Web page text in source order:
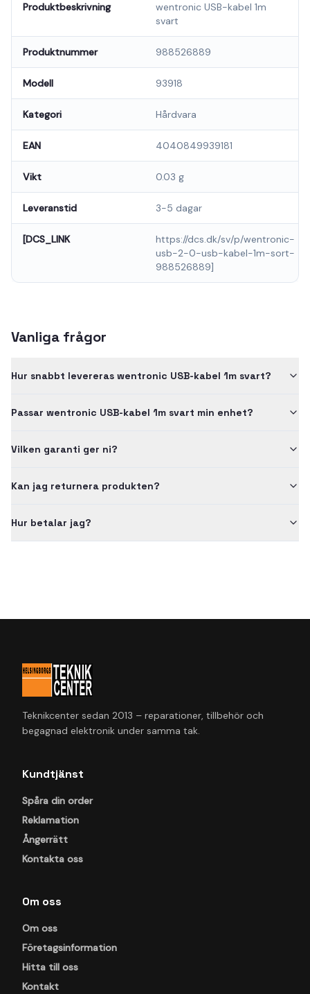
Produktbeskrivning
wentronic USB-kabel 1m
svart
Produktnummer 988526889
Modell 93918
Kategori Hårdvara
EAN 4040849939181
Vikt 0.03 g
Leveranstid 3-5 dagar
[DCS_LINK
https://dcs.dk/sv/p/wentronic-
usb-2-0-usb-kabel-1m-sort-
988526889]
Vanliga frågor
Hur snabbt levereras wentronic USB-kabel 1m svart?
Passar wentronic USB-kabel 1m svart min enhet?
Vilken garanti ger ni?
Kan jag returnera produkten?
Hur betalar jag?
Teknikcenter sedan 2013 – reparationer, tillbehör och
begagnad elektronik under samma tak.
Kundtjänst
Spåra din order
Reklamation
Ångerrätt
Kontakta oss
Om oss
Om oss
Företagsinformation
Hitta till oss
Kontakt